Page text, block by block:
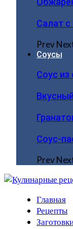
Салат
Prev
Соусы
Соус из
Соус-
Prev
Главная
Рецепты